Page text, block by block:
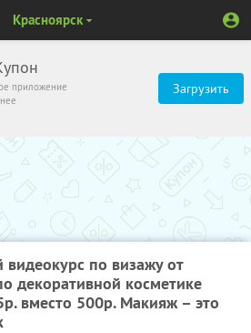
приложение
Загрузить
Красноярск
по визажу от
декоративной косметике
вместо 500р. Макияж – это